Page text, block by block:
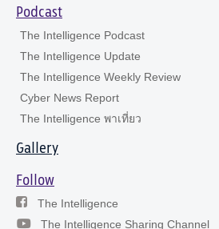
Podcast
The Intelligence Podcast
The Intelligence Update
The Intelligence Weekly Review
Cyber News Report
The Intelligence พาเที่ยว
Gallery
Follow
The Intelligence
The Intelligence Sharing Channel